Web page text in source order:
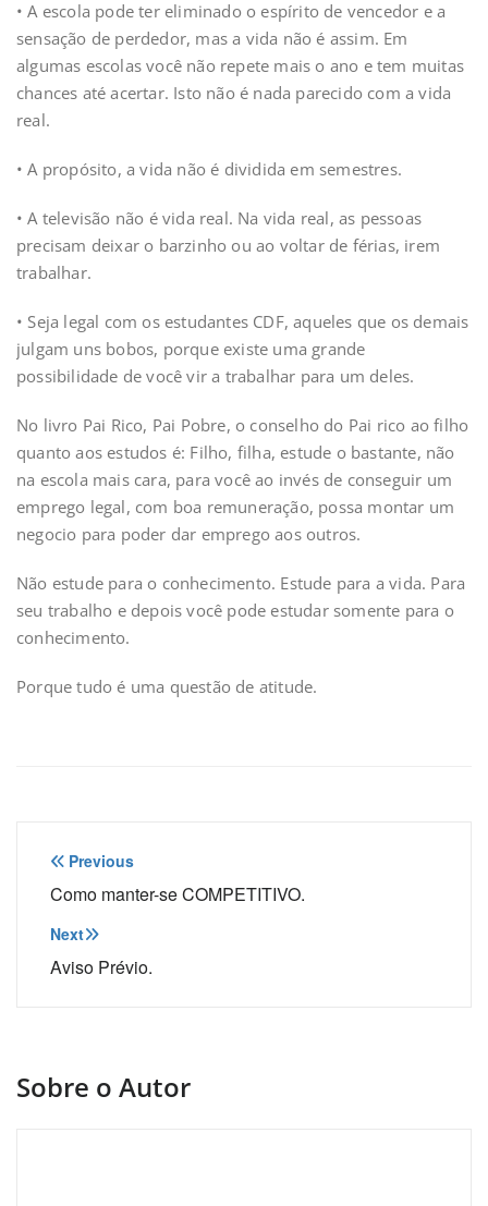
• A escola pode ter eliminado o espírito de vencedor e a
sensação de perdedor, mas a vida não é assim. Em
algumas escolas você não repete mais o ano e tem muitas
chances até acertar. Isto não é nada parecido com a vida
real.
• A propósito, a vida não é dividida em semestres.
• A televisão não é vida real. Na vida real, as pessoas
precisam deixar o barzinho ou ao voltar de férias, irem
trabalhar.
• Seja legal com os estudantes CDF, aqueles que os demais
julgam uns bobos, porque existe uma grande
possibilidade de você vir a trabalhar para um deles.
No livro Pai Rico, Pai Pobre, o conselho do Pai rico ao filho
quanto aos estudos é: Filho, filha, estude o bastante, não
na escola mais cara, para você ao invés de conseguir um
emprego legal, com boa remuneração, possa montar um
negocio para poder dar emprego aos outros.
Não estude para o conhecimento. Estude para a vida. Para
seu trabalho e depois você pode estudar somente para o
conhecimento.
Porque tudo é uma questão de atitude.
Navegação
de
Post
Previous
Como manter-se COMPETITIVO.
Next
Aviso Prévio.
Sobre o Autor